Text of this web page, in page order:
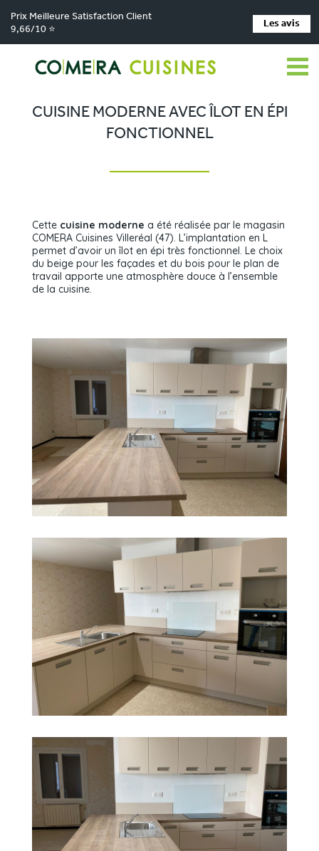
Prix Meilleure Satisfaction Client
9,66/10 ⭐
Les avis
Comera Cuisines > Nos magasins de cuisine > Cuisiniste VILLEREAL >
Réalisations > Cuisine moderne avec îlot en épi fonctionnel
CUISINE MODERNE AVEC ÎLOT EN ÉPI
FONCTIONNEL
Cette cuisine moderne a été réalisée par le magasin
COMERA Cuisines Villeréal (47). L’implantation en L
permet d’avoir un îlot en épi très fonctionnel. Le choix
du beige pour les façades et du bois pour le plan de
travail apporte une atmosphère douce à l’ensemble
de la cuisine.